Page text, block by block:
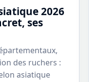
2026
ses
des ruchers :
asiatique